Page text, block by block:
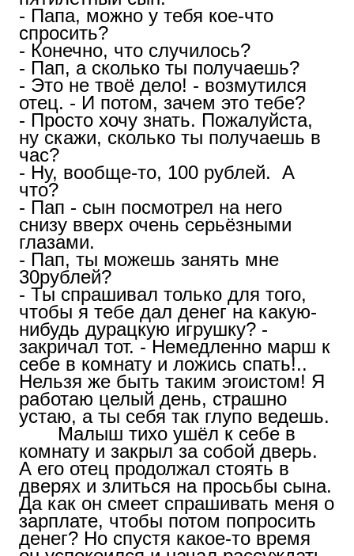
- Папа, можно у тебя кое-что
спросить?
- Конечно, что случилось?
- Пап, а сколько ты получаешь?
- Это не твоё дело! - возмутился
отец. - И потом, зачем это тебе?
- Просто хочу знать. Пожалуйста,
ну скажи, сколько ты получаешь в
час?
- Ну, вообще-то, 100 рублей. А
что?
- Пап - сын посмотрел на него
снизу вверх очень серьёзными
глазами.
- Пап, ты можешь занять мне
30рублей?
- Ты спрашивал только для того,
чтобы я тебе дал денег на какую-
нибудь дурацкую игрушку? -
закричал тот. - Немедленно марш к
себе в комнату и ложись спать!..
Нельзя же быть таким эгоистом! Я
работаю целый день, страшно
устаю, а ты себя так глупо ведешь.
Малыш тихо ушёл к себе в
комнату и закрыл за собой дверь.
А его отец продолжал стоять в
дверях и злиться на просьбы сына.
Да как он смеет спрашивать меня о
зарплате, чтобы потом попросить
денег? Но спустя какое-то время